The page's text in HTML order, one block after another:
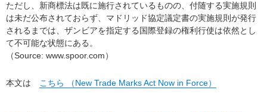
ただし、新商標法は既に施行されているものの、付随する実施規則
は未だ公布されておらず、マドリッド協定議定書の実施規則が発行
されるまでは、ザンビアを指定する国際登録の権利行使は依然とし
て不可能な状態にある。
（Source: www.spoor.com）
本文は こちら （New Trade Marks Act Now in Force）